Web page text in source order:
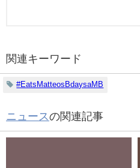
関連キーワード
#EatsMatteosBdaysaMB
ニュースの関連記事